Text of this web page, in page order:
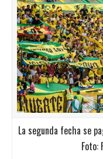
La segunda fecha se
Foto: